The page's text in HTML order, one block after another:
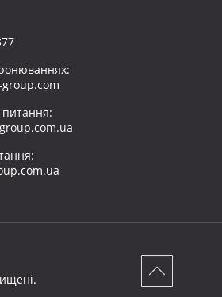
питання: